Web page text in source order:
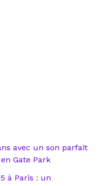
avec un son parfait
Gate Park
à Paris : un